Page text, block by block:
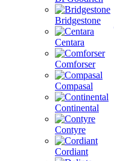
Bridgestone
Centara
Comforser
Compasal
Continental
Contyre
Cordiant